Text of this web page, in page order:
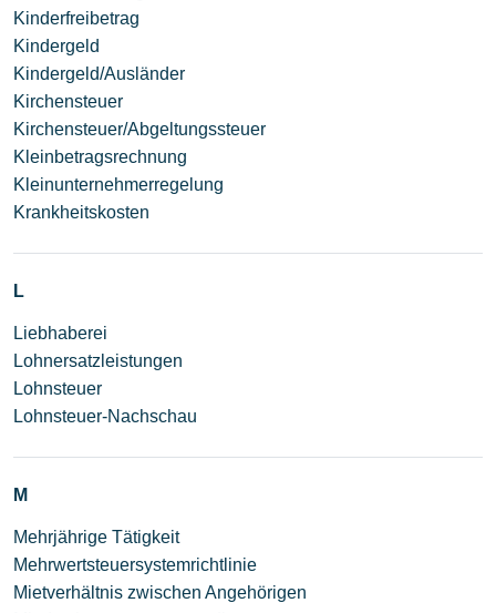
Kinderfreibetrag
Kindergeld
Kindergeld/Ausländer
Kirchensteuer
Kirchensteuer/Abgeltungssteuer
Kleinbetragsrechnung
Kleinunternehmerregelung
Krankheitskosten
L
Liebhaberei
Lohnersatzleistungen
Lohnsteuer
Lohnsteuer-Nachschau
M
Mehrjährige Tätigkeit
Mehrwertsteuersystemrichtlinie
Mietverhältnis zwischen Angehörigen